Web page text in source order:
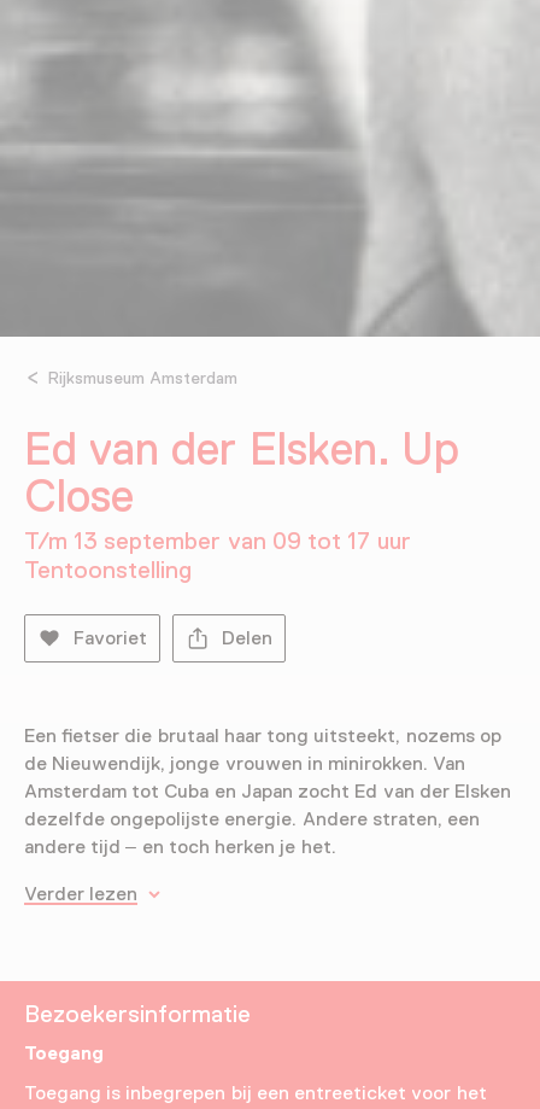
Rijksmuseum Amsterdam
Ed van der Elsken. Up
Close
T/m 13 september van 09 tot 17 uur
Tentoonstelling
Favoriet Delen
Een fietser die brutaal haar tong uitsteekt, nozems op
de Nieuwendijk, jonge vrouwen in minirokken. Van
Amsterdam tot Cuba en Japan zocht Ed van der Elsken
dezelfde ongepolijste energie. Andere straten, een
andere tijd – en toch herken je het.
Verder lezen
Bezoekersinformatie
Toegang
Toegang is inbegrepen bij een entreeticket voor het